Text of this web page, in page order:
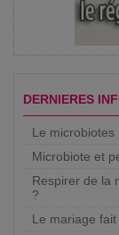
DERNIERES
Le microbiotes
Microbiote et
Respirer de la
?
Le mariage